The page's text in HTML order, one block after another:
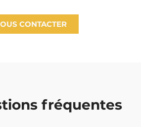
CONTACTER
fréquentes